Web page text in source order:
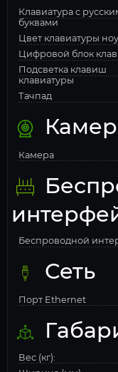
Клавиатура с
буквами
Цвет клавиатуры
Цифровой блок
Подсветка клавиш
клавиатуры
Тачпад
Камера
Беспроводной
Сеть
Порт Ethernet
Вес (кг):